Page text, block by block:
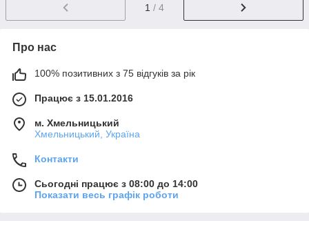
1 / 4
Про нас
100% позитивних з 75 відгуків за рік
Працює з 15.01.2016
м. Хмельницький
Хмельницький, Україна
Контакти
Сьогодні працює з 08:00 до 14:00
Показати весь графік роботи